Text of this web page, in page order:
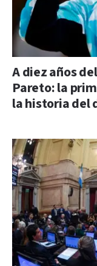
A diez años
Pareto: la
la historia del